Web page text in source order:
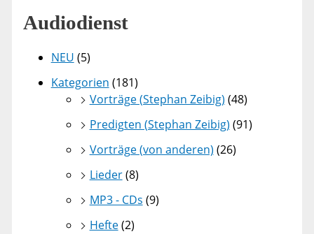
Audiodienst
NEU (5)
Kategorien (181)
Vorträge (Stephan Zeibig) (48)
Predigten (Stephan Zeibig) (91)
Vorträge (von anderen) (26)
Lieder(8)
MP3 - CDs (9)
Hefte(2)